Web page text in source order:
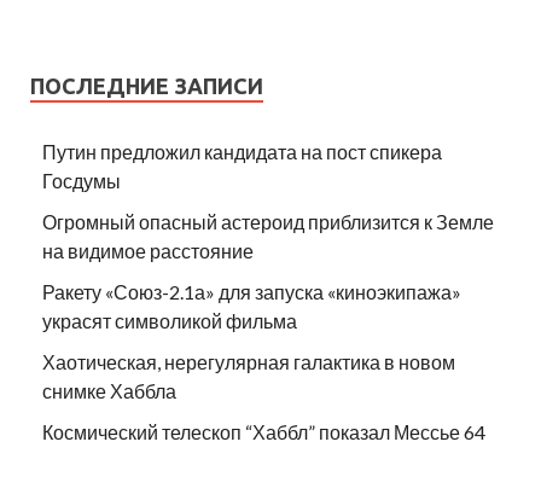
ПОСЛЕДНИЕ ЗАПИСИ
Путин предложил кандидата на пост спикера
Госдумы
Огромный опасный астероид приблизится к Земле
на видимое расстояние
Ракету «Союз-2.1а» для запуска «киноэкипажа»
украсят символикой фильма
Хаотическая, нерегулярная галактика в новом
снимке Хаббла
Космический телескоп “Хаббл” показал Мессье 64